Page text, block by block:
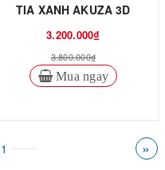
TIA XANH AKUZA 3D
3.200.000₫
3.800.000₫
Mua ngay
1 »